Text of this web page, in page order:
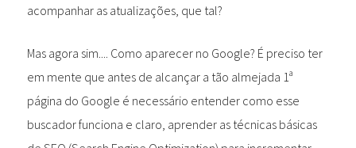
acompanhar as atualizações, que tal?
Mas agora sim.... Como aparecer no Google? É preciso ter
em mente que antes de alcançar a tão almejada 1ª
página do Google é necessário entender como esse
buscador funciona e claro, aprender as técnicas básicas